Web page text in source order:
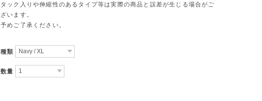
タック入りや伸縮性のあるタイプ等は実際の商品と誤差が生じる場合がご
ざいます。
予めご了承ください。
種類
数量